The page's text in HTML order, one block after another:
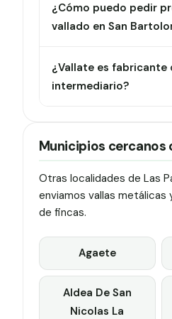
¿Cómo puedo pedir
vallado en San
¿Vallate es fabricante
intermediario?
Municipios cercanos
Otras localidades de Las
enviamos vallas metálicas
de fincas.
Agaete
Aldea De San
Nicolas La